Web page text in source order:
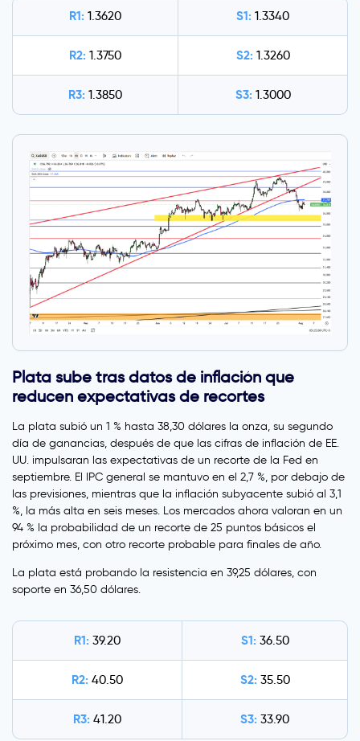
R1: 1.3620 S1: 1.3340
R2: 1.3750 S2: 1.3260
R3: 1.3850 S3: 1.3000
Plata sube tras datos de inflación que
reducen expectativas de recortes
La plata subió un 1 % hasta 38,30 dólares la onza, su segundo
día de ganancias, después de que las cifras de inflación de EE.
UU. impulsaran las expectativas de un recorte de la Fed en
septiembre. El IPC general se mantuvo en el 2,7 %, por debajo de
las previsiones, mientras que la inflación subyacente subió al 3,1
%, la más alta en seis meses. Los mercados ahora valoran en un
94 % la probabilidad de un recorte de 25 puntos básicos el
próximo mes, con otro recorte probable para finales de año.
La plata está probando la resistencia en 39,25 dólares, con
soporte en 36,50 dólares.
R1: 39.20 S1: 36.50
R2: 40.50 S2: 35.50
R3: 41.20 S3: 33.90